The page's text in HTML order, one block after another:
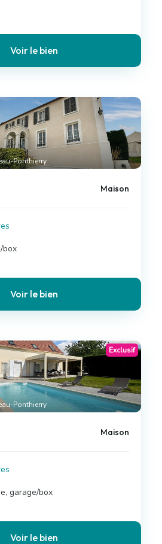
Voir le bien
Ponthierry
Maison
box
Voir le bien
Ponthierry
Exclusif
Maison
garage/box
Voir le bien